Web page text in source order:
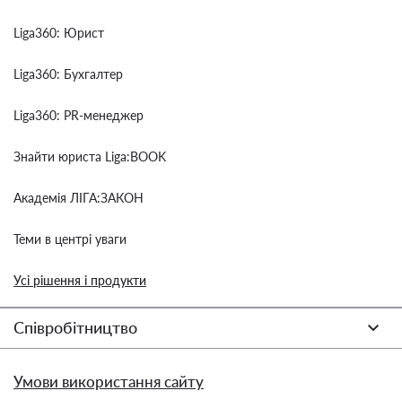
Liga360: Юрист
Liga360: Бухгалтер
Liga360: PR-менеджер
Знайти юриста Liga:BOOK
Академія ЛІГА:ЗАКОН
Теми в центрі уваги
Усі рішення і продукти
Співробітництво
Умови використання сайту